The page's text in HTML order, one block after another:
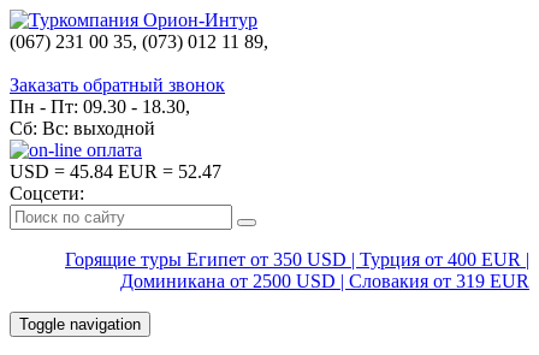
(067) 231 00 35, (073) 012 11 89,
Заказать обратный звонок
Пн - Пт: 09.30 - 18.30,
Сб: Вс: выходной
USD = 45.84 EUR = 52.47
Соцсети:
Горящие туры Египет от 350 USD | Турция от 400 EUR |
Доминикана от 2500 USD | Словакия от 319 EUR
Toggle navigation